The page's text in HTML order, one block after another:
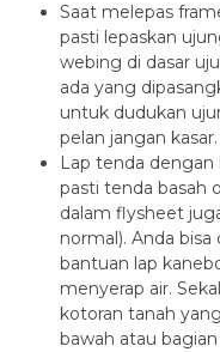
Saat melepas
pasti lepaskan
webing di dasar
ada yang
untuk dudukan
pelan jangan kasar.
Lap tenda dengan
pasti tenda basah
dalam flysheet
normal). Anda
bantuan lap
menyerap air.
kotoran tanah
bawah atau